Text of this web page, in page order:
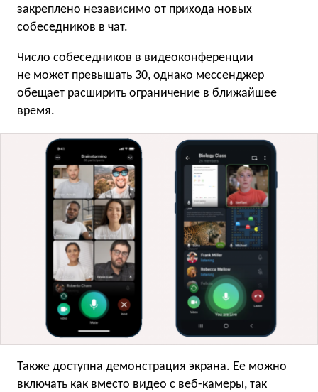
закреплено независимо от прихода новых
собеседников в чат.
Число собеседников в видеоконференции
не может превышать 30, однако мессенджер
обещает расширить ограничение в ближайшее
время.
Также доступна демонстрация экрана. Ее можно
включать как вместо видео с веб-камеры, так